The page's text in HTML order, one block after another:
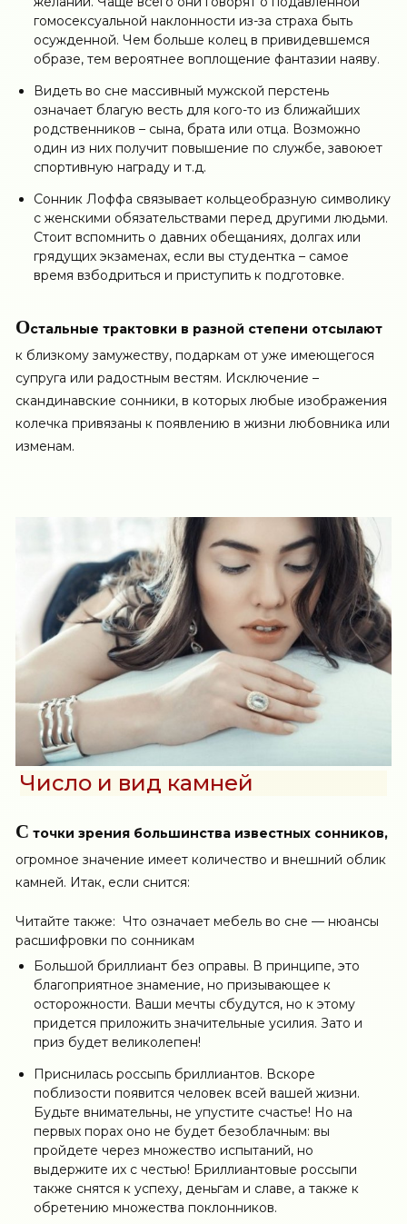
гомосексуальной наклонности из-за страха быть
осужденной. Чем больше колец в привидевшемся
образе, тем вероятнее воплощение фантазии наяву.
Видеть во сне массивный мужской перстень
означает благую весть для кого-то из ближайших
родственников – сына, брата или отца. Возможно
один из них получит повышение по службе, завоюет
спортивную награду и т.д.
Сонник Лоффа связывает кольцеобразную символику
с женскими обязательствами перед другими людьми.
Стоит вспомнить о давних обещаниях, долгах или
грядущих экзаменах, если вы студентка – самое
время взбодриться и приступить к подготовке.
Остальные трактовки в разной степени отсылают
к близкому замужеству, подаркам от уже имеющегося
супруга или радостным вестям. Исключение –
скандинавские сонники, в которых любые изображения
колечка привязаны к появлению в жизни любовника или
изменам.
Число и вид камней
С точки зрения большинства известных сонников,
огромное значение имеет количество и внешний облик
камней. Итак, если снится:
Читайте также: Что означает мебель во сне — нюансы
расшифровки по сонникам
Большой бриллиант без оправы. В принципе, это
благоприятное знамение, но призывающее к
осторожности. Ваши мечты сбудутся, но к этому
придется приложить значительные усилия. Зато и
приз будет великолепен!
Приснилась россыпь бриллиантов. Вскоре
поблизости появится человек всей вашей жизни.
Будьте внимательны, не упустите счастье! Но на
первых порах оно не будет безоблачным: вы
пройдете через множество испытаний, но
выдержите их с честью! Бриллиантовые россыпи
также снятся к успеху, деньгам и славе, а также к
обретению множества поклонников.